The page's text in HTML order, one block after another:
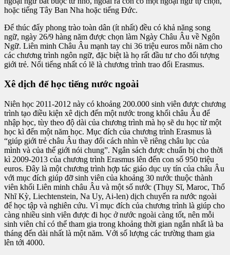
hoặc tiếng Tây Ban Nha hoặc tiếng Đức.
Để thúc đẩy phong trào toàn dân (ít nhất) đều có khả năng song
ngữ, ngày 26/9 hàng năm được chọn làm Ngày Châu Âu về Ngôn
Ngữ. Liên minh Châu Âu mạnh tay chi 36 triệu euros mỗi năm cho
các chương trình ngôn ngữ, đặc biệt là họ rất đầu tư cho đối tượng
giới trẻ. Nổi tiếng nhất có lẽ là chương trình trao đổi Erasmus.
Xê dịch để học tiếng nước ngoài
Niên học 2011-2012 này có khoảng 200.000 sinh viên được chương
trình tạo điều kiện xê dịch đến một nước trong khối châu Âu để
nhập học, tùy theo độ dài của chương trình mà họ sẽ du học từ một
học kì đến một năm học. Mục đích của chương trình Erasmus là
“giúp giới trẻ châu Âu thay đổi cách nhìn về riêng châu lục của
mình và của thế giới nói chung”. Ngân sách được chuẩn bị cho thời
kì 2009-2013 của chương trình Erasmus lên đến con số 950 triệu
euros. Đây là một chương trình hợp tác giáo dục uy tín của châu Âu
với mục đích giúp đỡ sinh viên của khoảng 30 nước thuộc thành
viên khối Liên minh châu Âu và một số nước (Thụy Sĩ, Maroc, Thổ
Nhĩ Kỳ, Liechtenstein, Na Uy, Ai-len) dịch chuyển ra nước ngoài
để học tập và nghiên cứu. Vì mục đích của chương trình là giúp cho
càng nhiều sinh viên được đi học ở nước ngoài càng tốt, nên mỗi
sinh viên chỉ có thể tham gia trong khoảng thời gian ngắn nhất là ba
tháng đến dài nhất là một năm. Với số lượng các trường tham gia
lên tới 4000.